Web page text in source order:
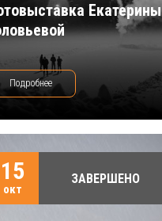
Екатерины
Подробнее
15
окт
ЗАВЕРШЕНО